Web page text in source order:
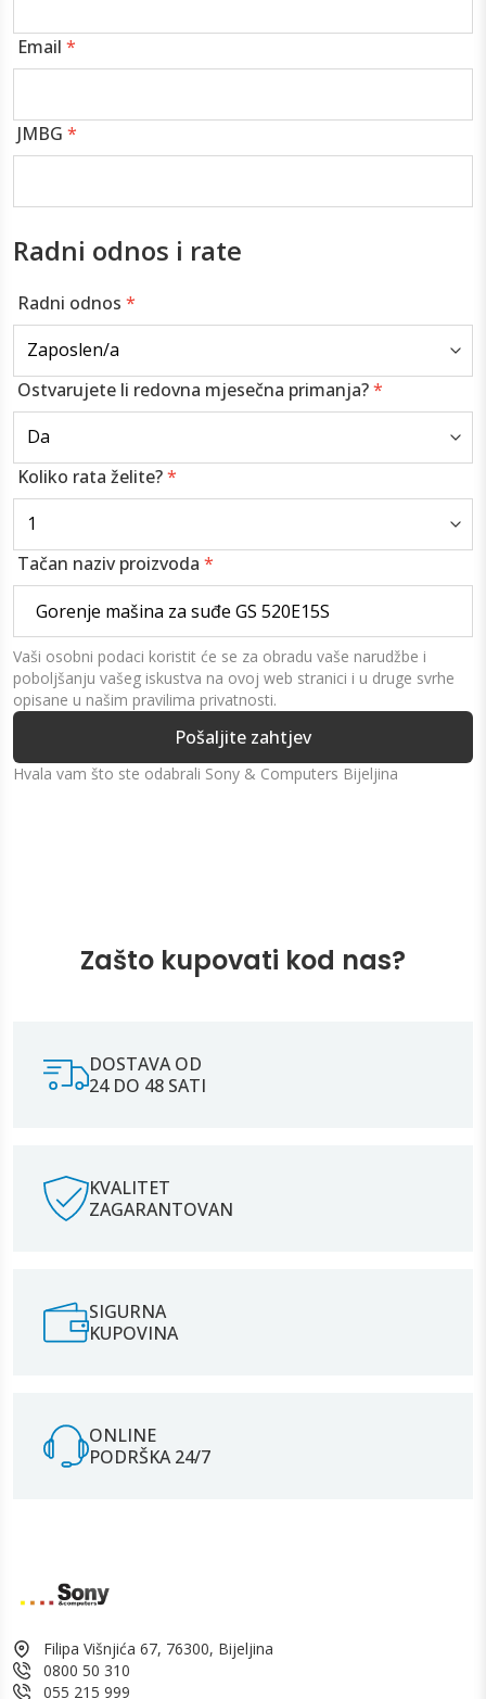
Email *
JMBG *
Radni odnos i rate
Radni odnos *
Ostvarujete li redovna mjesečna primanja?*
Koliko rata želite?*
Tačan naziv proizvoda *
Vaši osobni podaci koristit će se za obradu vaše narudžbe i
poboljšanju vašeg iskustva na ovoj web stranici i u druge svrhe
opisane u našim pravilima privatnosti.
Pošaljite zahtjev
Hvala vam što ste odabrali Sony & Computers Bijeljina
Zašto kupovati kod nas?
DOSTAVA OD
24 DO 48 SATI
KVALITET
ZAGARANTOVAN
SIGURNA
KUPOVINA
ONLINE
PODRŠKA 24/7
Filipa Višnjića 67, 76300, Bijeljina
0800 50 310
055 215 999